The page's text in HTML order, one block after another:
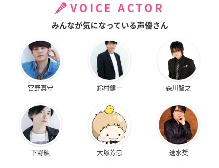
VOICE ACTOR
みんなが気になっている声優さん
宮野真守 鈴村健一 森川智之
下野紘 大塚芳忠 速水奨